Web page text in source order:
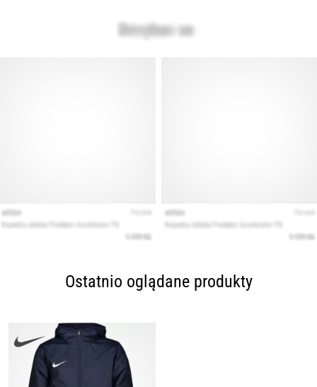
Ostatnio oglądane produkty